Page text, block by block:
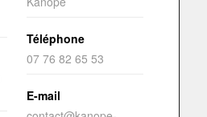
Téléphone
07 76 82 65 53
E-mail